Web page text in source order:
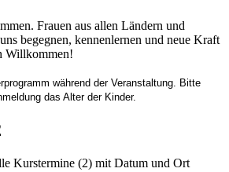
Frauen aus allen Ländern und
begegnen, kennenlernen und neue Kraft
Willkommen!
während der Veranstaltung. Bitte
das Alter der Kinder.
Kurstermine (2) mit Datum und Ort